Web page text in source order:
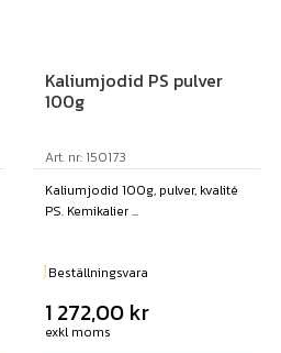
Kaliumjodid PS pulver
100g
Art. nr: 150173
Kaliumjodid 100g, pulver, kvalité
PS. Kemikalier ...
Beställningsvara
1 272,00 kr
exkl moms